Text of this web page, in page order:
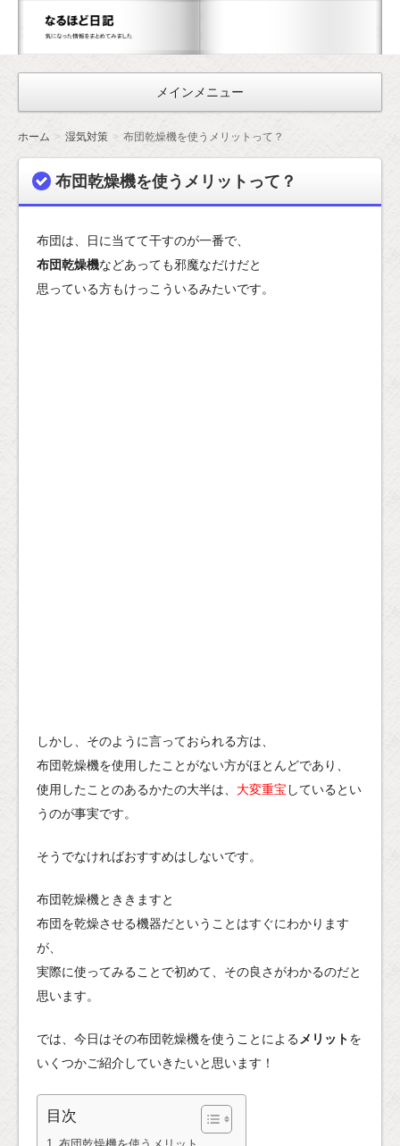
な
る
ほ
日
記
メインメニュー
ホーム 湿気対策 布団乾燥機を使うメリットって？
布団乾燥機を使うメリットって？
布団は、日に当てて干すのが一番で、
布団乾燥機などあっても邪魔なだけだと
思っている方もけっこういるみたいです。
しかし、そのように言っておられる方は、
布団乾燥機を使用したことがない方がほとんどであり、
使用したことのあるかたの大半は、 大変重宝 しているとい
うのが事実です。
そうでなければおすすめはしないです。
布団乾燥機とききますと
布団を乾燥させる機器だということはすぐにわかります
が、
実際に使ってみることで初めて、その良さがわかるのだと
思います。
では、今日はその布団乾燥機を使うことによるメリットを
いくつかご紹介していきたいと思います！
目次